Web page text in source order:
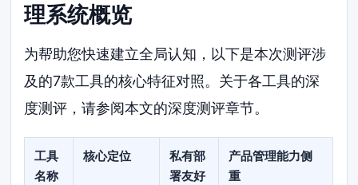
理系统概览
为帮助您快速建立全局认知，以下是本次测评涉
及的7款工具的核心特征对照。关于各工具的深
度测评，请参阅本文的深度测评章节。
工具
名称
核心定位
私有部
署友好
产品管理能力侧
重